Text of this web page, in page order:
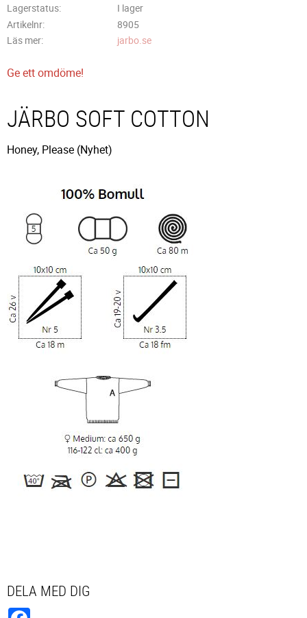
Lagerstatus
I lager
Artikelnr
8905
Läs mer
jarbo.se
Ge ett omdöme!
JÄRBO SOFT COTTON
Honey, Please (Nyhet)
DELA MED DIG